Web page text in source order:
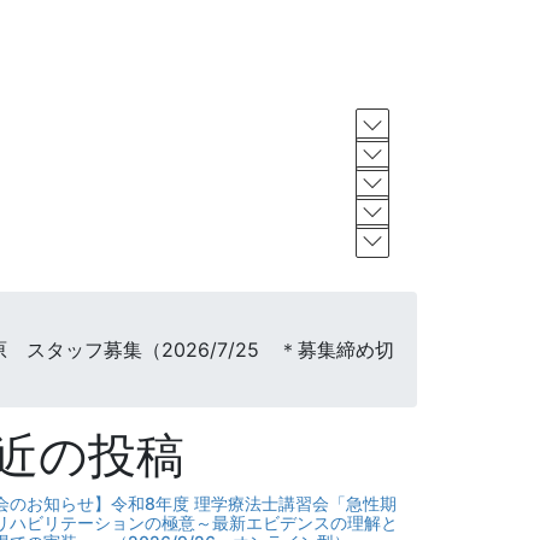
スタッフ募集（2026/7/25 ＊募集締め切
の投稿
のお知らせ】令和8年度 理学療法士講習会「急性期
ハビリテーションの極意～最新エビデンスの理解と